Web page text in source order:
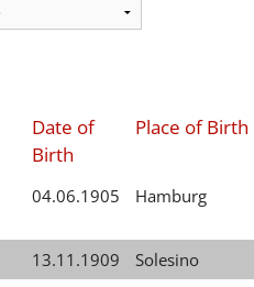
Date of
Birth
Place of Birth
04.06.1905 Hamburg
13.11.1909
Solesino